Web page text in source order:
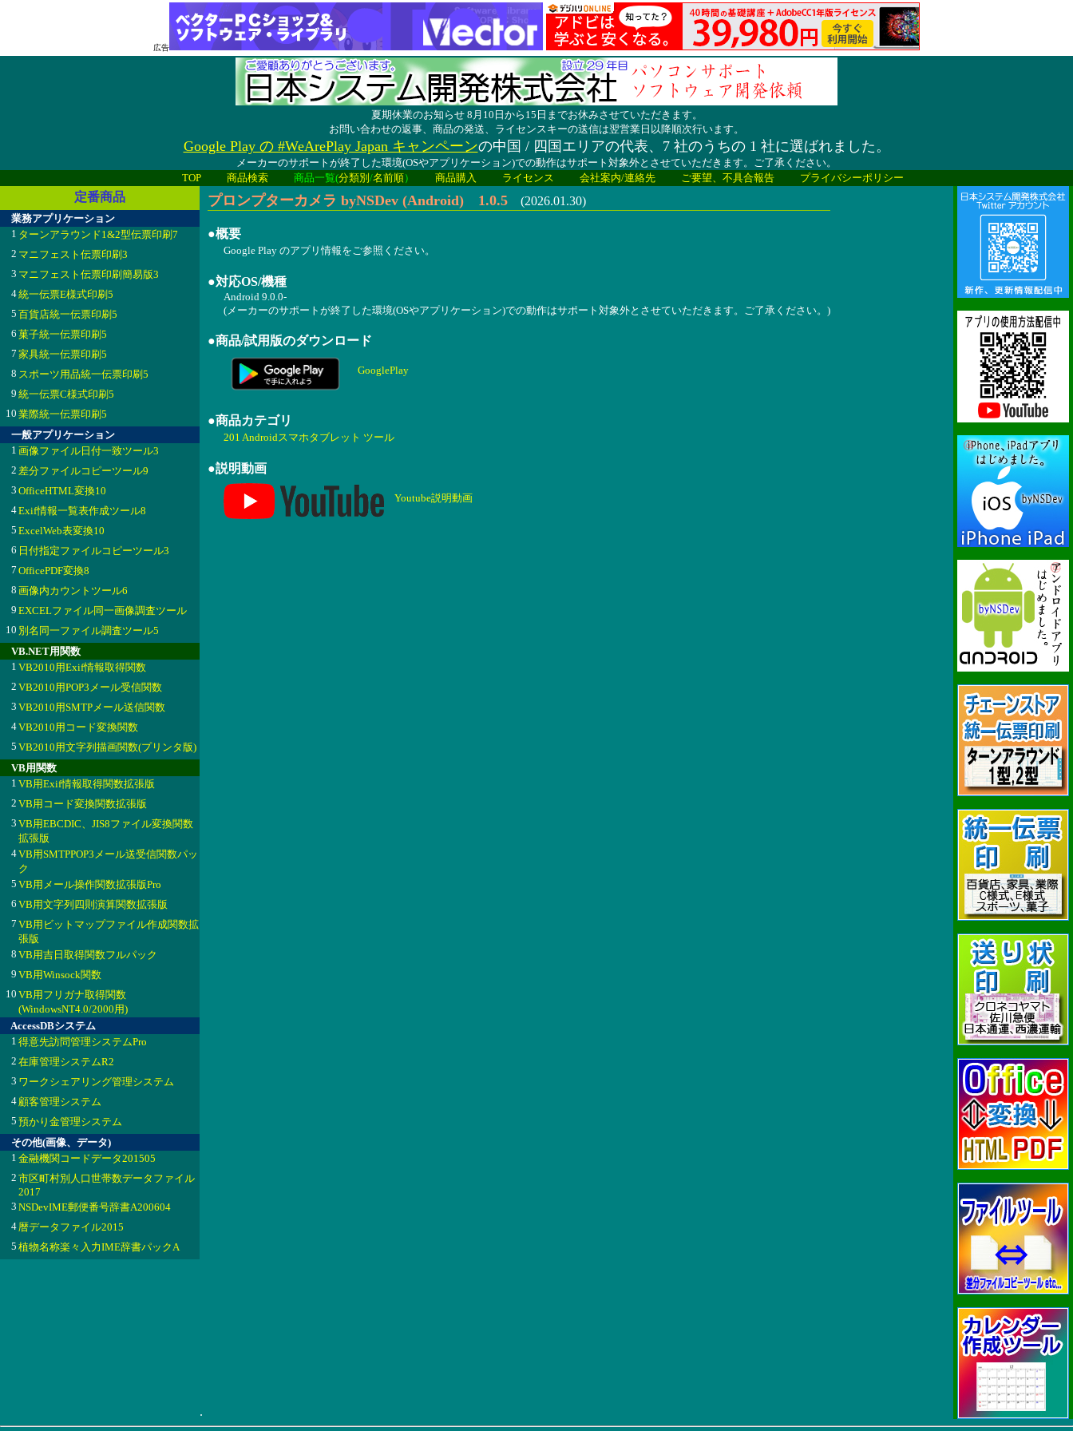
広告
夏期休業のお知らせ 8月10日から15日までお休みさせていただきます。
お問い合わせの返事、商品の発送、ライセンスキーの送信は翌営業日以降順次行います。
Google Play の #WeArePlay Japan キャンペーンの中国 / 四国エリアの代表、7 社のうちの 1 社に選ばれました。
メーカーのサポートが終了した環境(OSやアプリケーション)での動作はサポート対象外とさせていただきます。ご了承ください。
TOP
商品検索 商品一覧(分類別 /名前順） 商品購入 ライセンス 会社案内/連絡先 ご要望、不具合報告 プライバシーポリシー
定番商品
業務アプリケーション
1 ターンアラウンド1&2型伝票印刷7
2 マニフェスト伝票印刷3
3 マニフェスト伝票印刷簡易版3
4統一伝票E様式印刷5
5 百貨店統一伝票印刷5
6 菓子統一伝票印刷5
7 家具統一伝票印刷5
8 スポーツ用品統一伝票印刷5
9 統一伝票C様式印刷5
10 業際統一伝票印刷5
一般アプリケーション
1 画像ファイル日付一致ツール3
2 差分ファイルコピーツール9
3 OfficeHTML変換10
4Exif情報一覧表作成ツール8
5 ExcelWeb表変換10
6 日付指定ファイルコピーツール3
7 OfficePDF変換8
8 画像内カウントツール6
9 EXCELファイル同一画像調査ツール
10 別名同一ファイル調査ツール5
VB.NET用関数
1 VB2010用Exif情報取得関数
2 VB2010用POP3メール受信関数
3 VB2010用SMTPメール送信関数
4VB2010用コード変換関数
5 VB2010用文字列描画関数(プリンタ版)
VB用関数
1 VB用Exif情報取得関数拡張版
2 VB用コード変換関数拡張版
3 VB用EBCDIC、JIS8ファイル変換関数
拡張版
4VB用SMTPPOP3メール送受信関数パッ
ク
5 VB用メール操作関数拡張版Pro
6 VB用文字列四則演算関数拡張版
7 VB用ビットマップファイル作成関数拡
張版
8 VB用吉日取得関数フルパック
9 VB用Winsock関数
10 VB用フリガナ取得関数
(WindowsNT4.0/2000用)
AccessDBシステム
1 得意先訪問管理システムPro
2 在庫管理システムR2
3 ワークシェアリング管理システム
4顧客管理システム
5 預かり金管理システム
その他(画像、データ)
1 金融機関コードデータ201505
2 市区町村別人口世帯数データファイル
2017
3 NSDevIME郵便番号辞書A200604
4暦データファイル2015
5 植物名称楽々入力IME辞書パックA
.
プロンプターカメラ byNSDev (Android) 1.0.5 (2026.01.30)
●概要
Google Play のアプリ情報をご参照ください。
●対応OS/機種
Android 9.0.0-
(メーカーのサポートが終了した環境(OSやアプリケーション)での動作はサポート対象外とさせていただきます。ご了承ください。)
●商品/試用版のダウンロード
GooglePlay
●商品カテゴリ
201 Androidスマホタブレット ツール
●説明動画
Youtube説明動画